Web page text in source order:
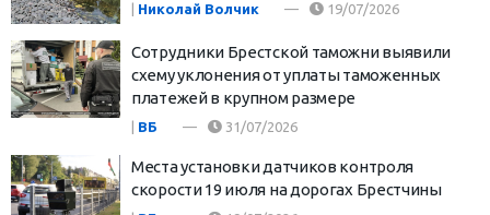
Николай Волчик 19/07/2026
Сотрудники Брестской таможни выявили
схему уклонения от уплаты таможенных
платежей в крупном размере
ВБ 31/07/2026
Места установки датчиков контроля
скорости 19 июля на дорогах Брестчины